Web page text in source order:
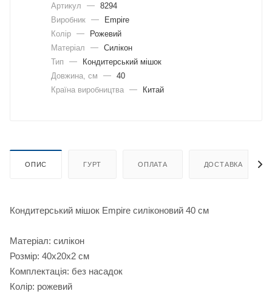
Артикул — 8294
Виробник —
Empire
Колір —
Рожевий
Матеріал
— Силікон
Тип
—
Кондитерський мішок
Довжина, cм
— 40
Країна виробництва — Китай
ОПИС ГУРТ ОПЛАТА ДОСТАВКА
Кондитерський мішок Empire силіконовий 40 см
Матеріал: силікон
Розмір: 40х20х2 см
Комплектація: без насадок
Колір: рожевий